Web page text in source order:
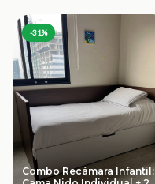
-31%
Combo Recámara Infantil: